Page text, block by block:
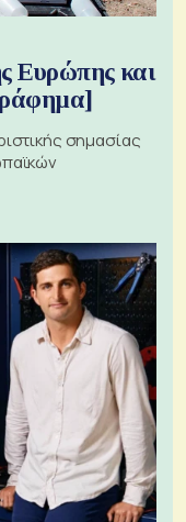
Ευρώπης και
σημασίας